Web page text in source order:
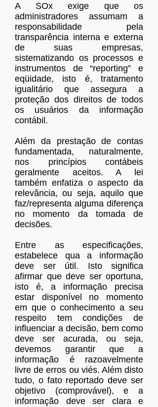
A SOx exige que os
administradores assumam a
responsabilidade pela
transparência interna e externa
de suas empresas,
sistematizando os processos e
instrumentos de “reporting” e
eqüidade, isto é, tratamento
igualitário que assegura a
proteção dos direitos de todos
os usuários da informação
contábil.
Além da prestação de contas
fundamentada, naturalmente,
nos princípios contábeis
geralmente aceitos. A lei
também enfatiza o aspecto da
relevância, ou seja, aquilo que
faz/representa alguma diferença
no momento da tomada de
decisões.
Entre as especificações,
estabelece qua a informação
deve ser útil. Isto significa
afirmar que deve ser oportuna,
isto é, a informação precisa
estar disponível no momento
em que o conhecimento a seu
respeito tem condições de
influenciar a decisão, bem como
deve ser acurada, ou seja,
devemos garantir que a
informação é razoavelmente
livre de erros ou viés. Além disto
tudo, o fato reportado deve ser
objetivo (comprovável), e a
informação deve ser clara e